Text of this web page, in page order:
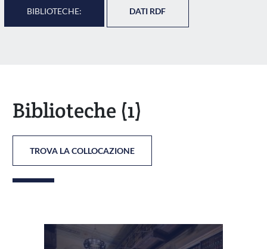
BIBLIOTECHE: DATI RDF
Biblioteche (1)
TROVA LA COLLOCAZIONE